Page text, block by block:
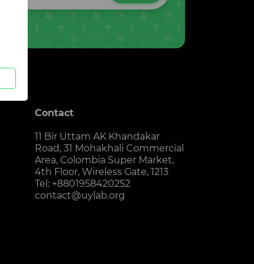
Contact
11 Bir Uttam AK Khandakar
Road, 31 Mohakhali Commercial
Area, Colombia Super Market,
4th Floor, Wireless Gate, 1213
Tel: +8801958420252
contact@uylab.org